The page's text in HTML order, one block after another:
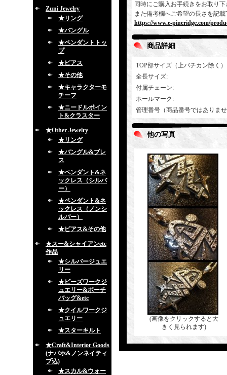
Zuni Jewelry
★リング
★バングル
★ペンダントトッ
プ
★ピアス
★その他
★キャラクターモ
チーフ
★ニードルポイン
ト&クラスター
★Other Jewelry
★リング
★バングル&ブレ
ス
★ペンダント&ネ
ックレス（シルバ
ー）
★ペンダント&ネ
ックレス（ノンシ
ルバー）
★ピアス&その他
★スー&シャイアンetc
作品
★シルバージュエ
リー
★ビーズワークジ
ュエリー&ポーチ
バッグ&etc
★クイルワークジ
ュエリー
★スターキルト
★Craft&Interior Goods
(ナバホ&ノンネイティ
ブ込)
★スカル&ウォー
同時にご購入お手続きをお取り
また備考欄へご希望の長さを記
https://www.e-pineridge.com/
商品詳細
TOP部サイズ（上バチカン除く）
全長サイズ:
付属チェーン:
ホールマーク :
管理番号（商品番号ではありま
他の写真
(画像をクリックすると大
きく見られます)